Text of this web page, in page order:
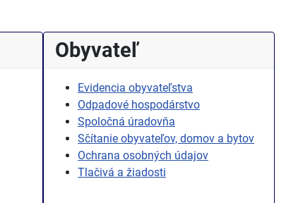
Obyvateľ
Evidencia obyvateľstva
Odpadové hospodárstvo
Spoločná úradovňa
Sčítanie obyvateľov, domov a bytov
Ochrana osobných údajov
Tlačivá a žiadosti